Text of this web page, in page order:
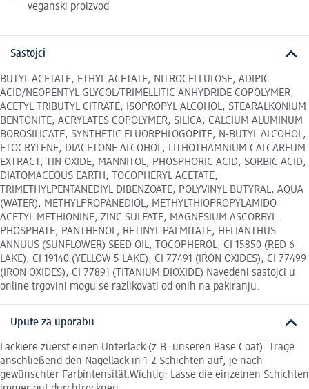
veganski proizvod
Sastojci
BUTYL ACETATE, ETHYL ACETATE, NITROCELLULOSE, ADIPIC
ACID/NEOPENTYL GLYCOL/TRIMELLITIC ANHYDRIDE COPOLYMER,
ACETYL TRIBUTYL CITRATE, ISOPROPYL ALCOHOL, STEARALKONIUM
BENTONITE, ACRYLATES COPOLYMER, SILICA, CALCIUM ALUMINUM
BOROSILICATE, SYNTHETIC FLUORPHLOGOPITE, N-BUTYL ALCOHOL,
ETOCRYLENE, DIACETONE ALCOHOL, LITHOTHAMNIUM CALCAREUM
EXTRACT, TIN OXIDE, MANNITOL, PHOSPHORIC ACID, SORBIC ACID,
DIATOMACEOUS EARTH, TOCOPHERYL ACETATE,
TRIMETHYLPENTANEDIYL DIBENZOATE, POLYVINYL BUTYRAL, AQUA
(WATER), METHYLPROPANEDIOL, METHYLTHIOPROPYLAMIDO
ACETYL METHIONINE, ZINC SULFATE, MAGNESIUM ASCORBYL
PHOSPHATE, PANTHENOL, RETINYL PALMITATE, HELIANTHUS
ANNUUS (SUNFLOWER) SEED OIL, TOCOPHEROL, CI 15850 (RED 6
LAKE), CI 19140 (YELLOW 5 LAKE), CI 77491 (IRON OXIDES), CI 77499
(IRON OXIDES), CI 77891 (TITANIUM DIOXIDE) Navedeni sastojci u
online trgovini mogu se razlikovati od onih na pakiranju.
Upute za uporabu
Lackiere zuerst einen Unterlack (z.B. unseren Base Coat). Trage
anschließend den Nagellack in 1-2 Schichten auf, je nach
gewünschter Farbintensität.Wichtig: Lasse die einzelnen Schichten